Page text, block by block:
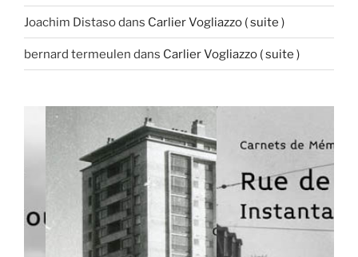
Joachim Distasodans Carlier Vogliazzo ( suite )
bernard termeulen dans Carlier Vogliazzo ( suite )